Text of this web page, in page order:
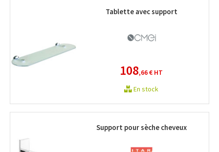
Tablette avec support
108,66 € HT
En stock
Support pour sèche cheveux